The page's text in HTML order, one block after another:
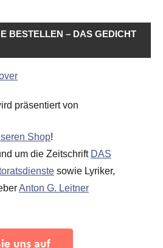
BESTELLEN – DAS GEDICHT
präsentiert von
Shop!
um die Zeitschrift DAS
sowie Lyriker,
Anton G. Leitner